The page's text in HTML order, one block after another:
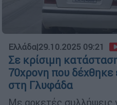
Ελλάδα|29.10.2025 09:21
Σε κρίσιμη
70χρονη που
στη Γλυφάδα
Με αρκετές συλλήψεις